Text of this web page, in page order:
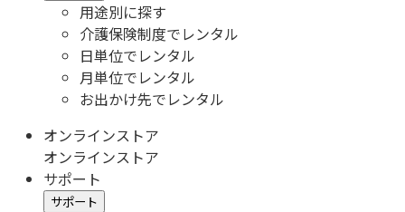
用途別に探す
介護保険制度でレンタル
日単位でレンタル
月単位でレンタル
お出かけ先でレンタル
オンラインストア
オンラインストア
サポート
サポート